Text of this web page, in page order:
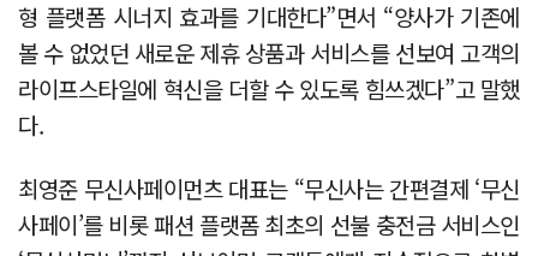
형 플랫폼 시너지 효과를 기대한다”면서 “양사가 기존에
볼 수 없었던 새로운 제휴 상품과 서비스를 선보여 고객의
라이프스타일에 혁신을 더할 수 있도록 힘쓰겠다”고 말했
다.
최영준 무신사페이먼츠 대표는 “무신사는 간편결제 ‘무신
사페이’를 비롯 패션 플랫폼 최초의 선불 충전금 서비스인